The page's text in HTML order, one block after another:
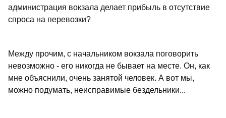
администрация вокзала делает прибыль в отсутствие
спроса на перевозки?
Между прочим, с начальником вокзала поговорить
невозможно - его никогда не бывает на месте. Он, как
мне объяснили, очень занятой человек. А вот мы,
можно подумать, неисправимые бездельники...